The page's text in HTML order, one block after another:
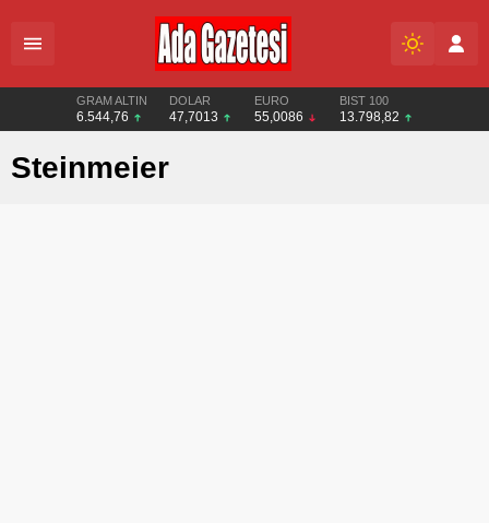
GRAM ALTIN
6.544,76
DOLAR
47,7013
EURO
55,0086
BIST 100
13.798,82
Steinmeier